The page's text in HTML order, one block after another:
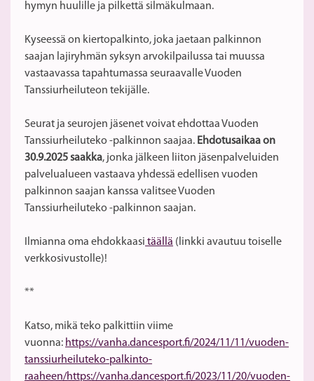
hymyn huulille ja pilkettä silmäkulmaan.
Kyseessä on kiertopalkinto, joka jaetaan palkinnon
saajan lajiryhmän syksyn arvokilpailussa tai muussa
vastaavassa tapahtumassa seuraavalle Vuoden
Tanssiurheiluteon tekijälle.
Seurat ja seurojen jäsenet voivat ehdottaa Vuoden
Tanssiurheiluteko -palkinnon saajaa. Ehdotusaikaa on
30.9.2025 saakka, jonka jälkeen liiton jäsenpalveluiden
palvelualueen vastaava yhdessä edellisen vuoden
palkinnon saajan kanssa valitsee Vuoden
Tanssiurheiluteko -palkinnon saajan.
Ilmianna oma ehdokkaasi täällä (linkki avautuu toiselle
verkkosivustolle)!
**
Katso, mikä teko palkittiin viime
vuonna: https://vanha.dancesport.fi/2024/11/11/vuoden-
tanssiurheiluteko-palkinto-
raaheen/https://vanha.dancesport.fi/2023/11/20/vuoden-